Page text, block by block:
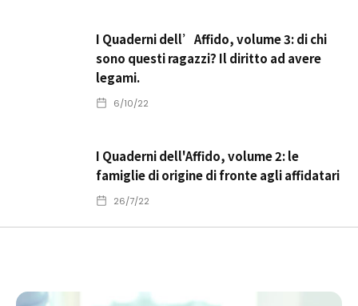
I Quaderni dell’Affido, volume 3: di chi
sono questi ragazzi? Il diritto ad avere
legami.
6/10/22
I Quaderni dell'Affido, volume 2: le
famiglie di origine di fronte agli affidatari
26/7/22